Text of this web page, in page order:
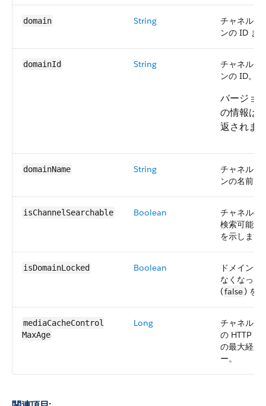
domain String
チャネルに
ンの ID ま
domainId String
チャネルに
ンの ID。
バージョ
の情報は
返されま
domainName String
チャネルに
ンの名前。
isChannelSearchable Boolean
チャネルの
検索可能か
を示します
isDomainLocked Boolean
ドメイン
なくなって
(false) を
mediaCacheControl​
MaxAge
Long
チャネルか
の HTTP キ
の最大経過
ー。